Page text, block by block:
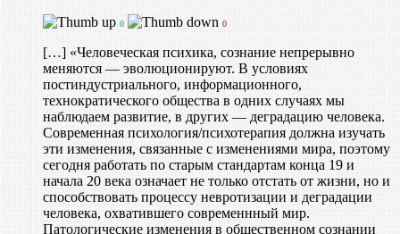
0 0
[…] «Человеческая психика, сознание непрерывно
меняются — эволюционируют. В условиях
постиндустриального, информационного,
технократического общества в одних случаях мы
наблюдаем развитие, в других — деградацию человека.
Современная психология/психотерапия должна изучать
эти изменения, связанные с изменениями мира, поэтому
сегодня работать по старым стандартам конца 19 и
начала 20 века означает не только отстать от жизни, но и
способствовать процессу невротизации и деградации
человека, охватившего современнный мир.
Патологические изменения в общественном сознании